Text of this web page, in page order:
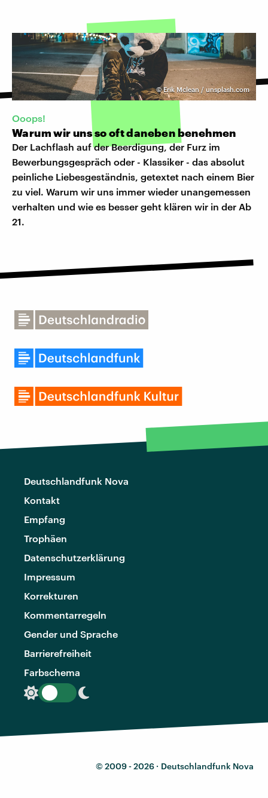
©Erik Mclean / unsplash.com
Ooops!
Warum wir uns so oft daneben benehmen
Der Lachflash auf der Beerdigung, der Furz im
Bewerbungsgespräch oder - Klassiker - das absolut
peinliche Liebesgeständnis, getextet nach einem Bier
zu viel. Warum wir uns immer wieder unangemessen
verhalten und wie es besser geht klären wir in der Ab
21.
Deutschlandfunk Nova
Kontakt
Empfang
Trophäen
Datenschutzerklärung
Impressum
Korrekturen
Kommentarregeln
Gender und Sprache
Barrierefreiheit
Farbschema
© 2009 - 2026 · Deutschlandfunk Nova